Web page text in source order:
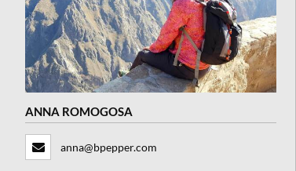
ANNA ROMOGOSA
anna@bpepper.com